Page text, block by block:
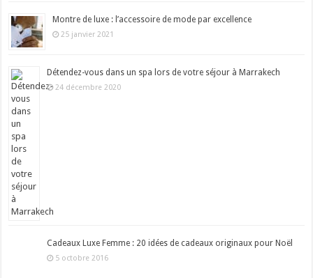
Montre de luxe : l’accessoire de mode par excellence
25 janvier 2021
Détendez-vous dans un spa lors de votre séjour à Marrakech
24 décembre 2020
Cadeaux Luxe Femme : 20 idées de cadeaux originaux pour Noël
5 octobre 2016